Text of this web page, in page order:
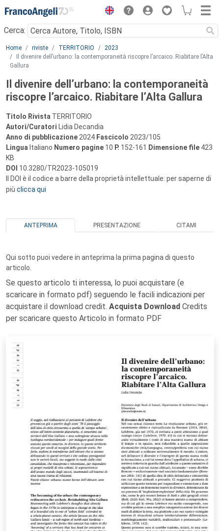
Menu
Cerca:
Main content
Home riviste TERRITORIO
2023
Il divenire dell’urbano: la contemporaneità riscopre l’arcaico. Riabitare l’Alta
Gallura
Il divenire dell’urbano: la contemporaneità
riscopre l’arcaico. Riabitare l’Alta Gallura
Titolo Rivista TERRITORIO
Autori/Curatori Lidia Decandia
Anno di pubblicazione 2024 Fascicolo 2023/105
Lingua Italiano Numero pagine 10 P. 152-161 Dimensione file 423
KB
DOI 10.3280/TR2023-105019
Il DOI è il codice a barre della proprietà intellettuale: per saperne di
più clicca qui
ANTEPRIMA PRESENTAZIONE CITAMI
Qui sotto puoi vedere in anteprima la prima pagina di questo
articolo.
Se questo articolo ti interessa, lo puoi acquistare (e
scaricare in formato pdf) seguendo le facili indicazioni per
acquistare il download credit. Acquista Download Credits
per scaricare questo Articolo in formato PDF